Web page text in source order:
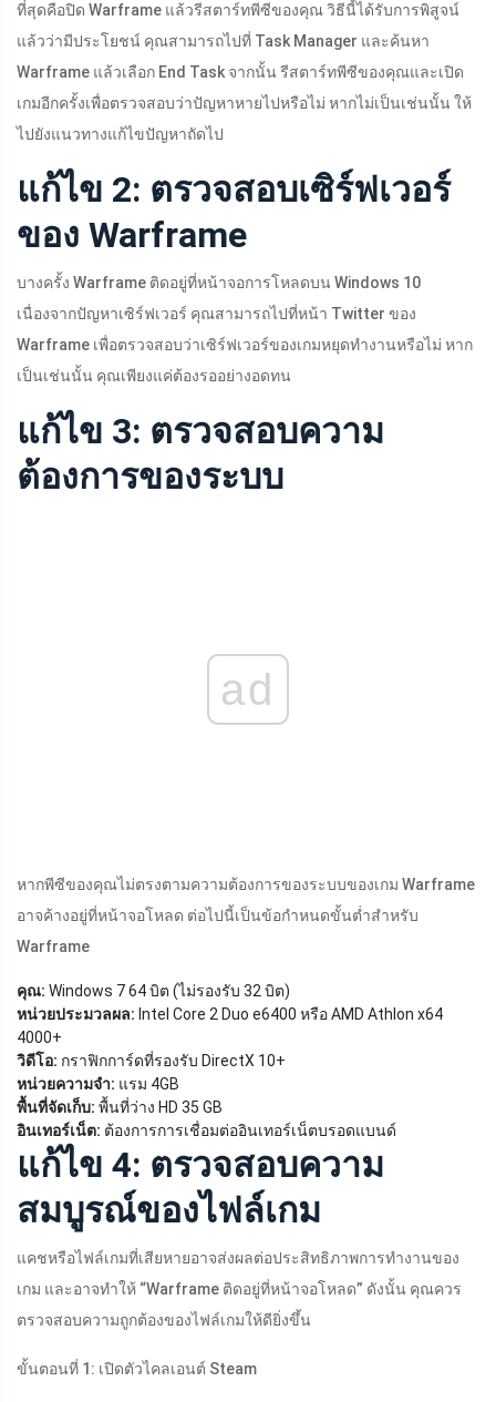
ที่สุดคือปิด Warframe แล้วรีสตาร์ทพีซีของคุณ วิธีนี้ได้รับการพิสูจน์
แล้วว่ามีประโยชน์ คุณสามารถไปที่ Task Manager และค้นหา
Warframe แล้วเลือก End Task จากนั้น รีสตาร์ทพีซีของคุณและเปิด
เกมอีกครั้งเพื่อตรวจสอบว่าปัญหาหายไปหรือไม่ หากไม่เป็นเช่นนั้น ให้
ไปยังแนวทางแก้ไขปัญหาถัดไป
แก้ไข 2: ตรวจสอบเซิร์ฟเวอร์
ของ Warframe
บางครั้ง Warframe ติดอยู่ที่หน้าจอการโหลดบน Windows 10
เนื่องจากปัญหาเซิร์ฟเวอร์ คุณสามารถไปที่หน้า Twitter ของ
Warframe เพื่อตรวจสอบว่าเซิร์ฟเวอร์ของเกมหยุดทำงานหรือไม่ หาก
เป็นเช่นนั้น คุณเพียงแค่ต้องรออย่างอดทน
แก้ไข 3: ตรวจสอบความ
ต้องการของระบบ
ad
หากพีซีของคุณไม่ตรงตามความต้องการของระบบของเกม Warframe
อาจค้างอยู่ที่หน้าจอโหลด ต่อไปนี้เป็นข้อกำหนดขั้นต่ำสำหรับ
Warframe
คุณ: Windows 7 64 บิต (ไม่รองรับ 32 บิต)
หน่วยประมวลผล: Intel Core 2 Duo e6400 หรือ AMD Athlon x64
4000+
วิดีโอ: กราฟิกการ์ดที่รองรับ DirectX 10+
หน่วยความจำ: แรม 4GB
พื้นที่จัดเก็บ: พื้นที่ว่าง HD 35 GB
อินเทอร์เน็ต: ต้องการการเชื่อมต่ออินเทอร์เน็ตบรอดแบนด์
แก้ไข 4: ตรวจสอบความ
สมบูรณ์ของไฟล์เกม
แคชหรือไฟล์เกมที่เสียหายอาจส่งผลต่อประสิทธิภาพการทำงานของ
เกม และอาจทำให้ “Warframe ติดอยู่ที่หน้าจอโหลด” ดังนั้น คุณควร
ตรวจสอบความถูกต้องของไฟล์เกมให้ดียิ่งขึ้น
ขั้นตอนที่ 1: เปิดตัวไคลเอนต์ Steam